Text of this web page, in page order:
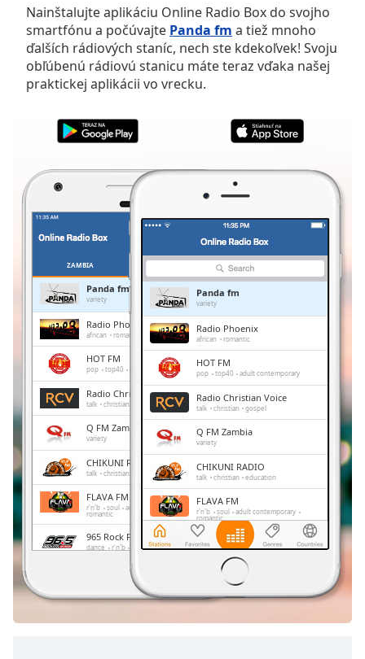
Skip
Backward
Skip
Forward
Mute
Current
Duration-:-
0.00%
Stream
TypeLIVE
Seek to
LIVE
Remaining
Time-
Playback
Chapters
Chapters
Descriptions
descriptions
off,
Subtitles
subtitles
Nainštalujte aplikáciu Online Radio Box do svojho
smartfónu a počúvajte Panda fm a tiež mnoho
ďalších rádiových staníc, nech ste kdekoľvek! Svoju
obľúbenú rádiovú stanicu máte teraz vďaka našej
praktickej aplikácii vo vrecku.
ZAMBIA
Panda fm
variety
Radio Phoenix
african romantic
HOT FM
pop top40 adult contemporary
Radio Christian Voice
talk christian
Q FM Zambia
variety
CHIKUNI RADIO
talk christian education
FLAVA FM
r'n'b soul adult contemporary
romantic
965 Rock FM
dance r'n'b pop hip-hop
community
Panda fm
variety
Radio Phoenix
african romantic
HOT FM
pop top40 adult contemporary
Radio Christian Voice
talk christian gospel
Q FM Zambia
variety
CHIKUNI RADIO
talk christian education
FLAVA FM
r'n'b soul adult contemporary
romantic
965 Rock FM
dance r'n'b pop hip-hop
Sky FM
community